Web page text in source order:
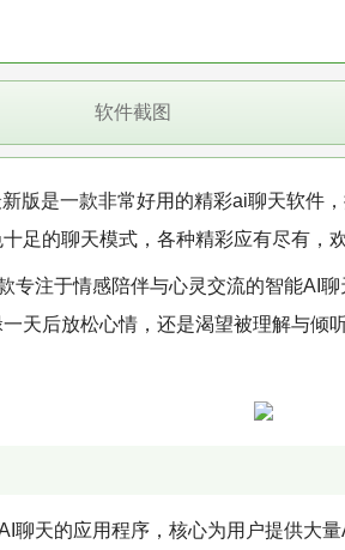
软件截图
版是一款非常好用的精彩ai聊天软件
足的聊天模式，各种精彩应有尽有，
专注于情感陪伴与心灵交流的智能AI
天后放松心情，还是渴望被理解与倾
聊天的应用程序，核心为用户提供大